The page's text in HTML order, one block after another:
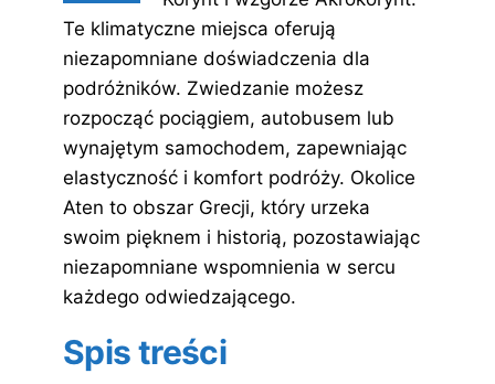
Te klimatyczne miejsca oferują
niezapomniane doświadczenia dla
podróżników. Zwiedzanie możesz
rozpocząć pociągiem, autobusem lub
wynajętym samochodem, zapewniając
elastyczność i komfort podróży. Okolice
Aten to obszar Grecji, który urzeka
swoim pięknem i historią, pozostawiając
niezapomniane wspomnienia w sercu
każdego odwiedzającego.
Spis treści